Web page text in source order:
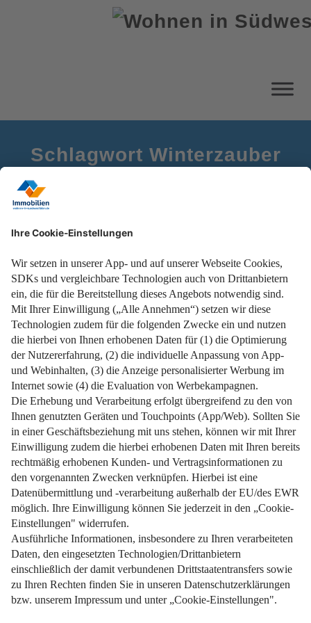
Schlagwort Winterzauber
Mit Beleuchtung, Heizung und Deko zum Winterzauber!
Weiterlesen
Impressum Datenschutz Nutzungsbedingungen
Pflichtinformationen AGB Über uns Bildquellen
Barrierefreiheit Widerrufsformular
Cookie-Einstellungen